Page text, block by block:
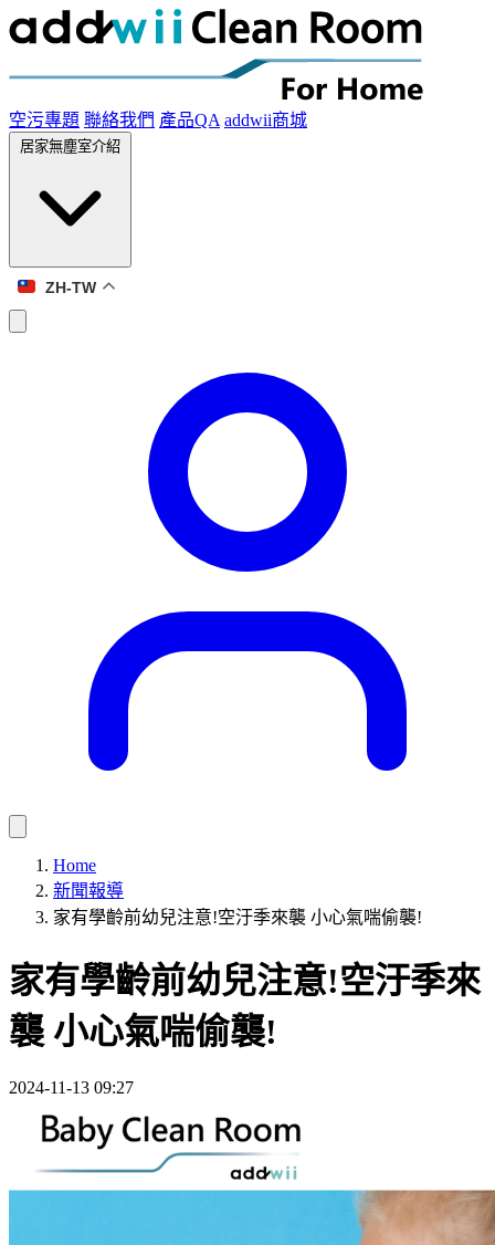
空污專題 聯絡我們 產品QA addwii商城
居家無塵室介紹
ZH-TW
Home
新聞報導
家有學齡前幼兒注意!空汙季來襲 小心氣喘偷襲!
家有學齡前幼兒注意!空汙季來
襲 小心氣喘偷襲!
2024-11-13 09:27